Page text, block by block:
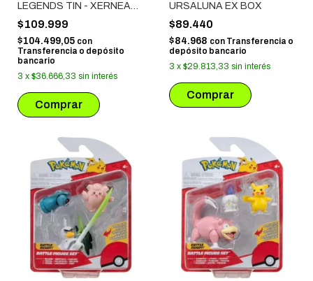
LEGENDS TIN - XERNEAS
EX
$109.999
$104.499,05 con
Transferencia o depósito
bancario
3 x $36.666,33 sin interés
URSALUNA EX BOX
$89.440
$84.968 con Transferencia o
depósito bancario
3 x $29.813,33 sin interés